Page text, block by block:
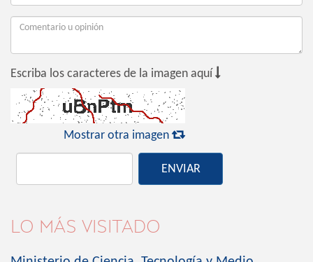
Escriba los caracteres de la imagen aquí 
Mostrar otra imagen 
ENVIAR
LO MÁS VISITADO